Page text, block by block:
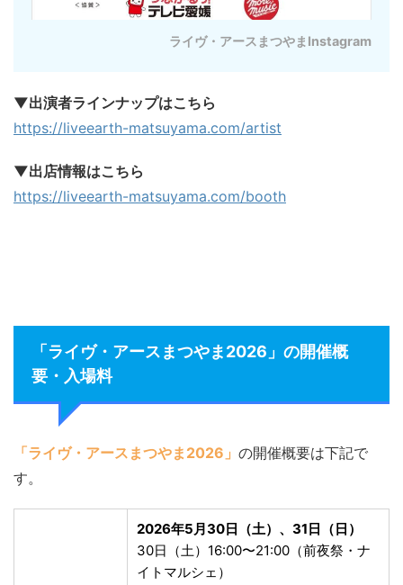
ライヴ・アースまつやまInstagram
▼出演者ラインナップはこちら
https://liveearth-matsuyama.com/artist
▼出店情報はこちら
https://liveearth-matsuyama.com/booth
「ライヴ・アースまつやま2026」の開催概
要・入場料
「ライヴ・アースまつやま2026」 の開催概要は下記で
す。
2026年5月30日（土）、31日（日）
30日（土）16:00〜21:00（前夜祭・ナ
イトマルシェ）